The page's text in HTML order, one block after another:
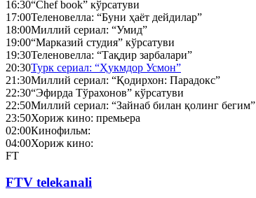
16:30“Chef book” кўрсатуви
17:00Теленовелла: “Буни ҳаёт дейдилар”
18:00Миллий сериал: “Умид”
19:00“Марказий студия” кўрсатуви
19:30Теленовелла: “Тақдир зарбалари”
20:30Турк сериал: “Ҳукмдор Усмон”
21:30Миллий сериал: “Қодирхон: Парадокс”
22:30“Эфирда Тўрахонов” кўрсатуви
22:50Миллий сериал: “Зайнаб билан қолинг бегим”
23:50Хориж кино: премьера
02:00Кинофильм:
04:00Хориж кино:
FT
FTV telekanali